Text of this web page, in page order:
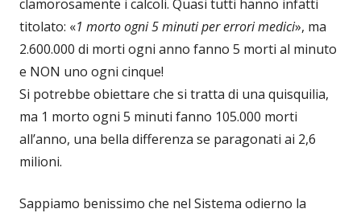
clamorosamente i calcoli. Quasi tutti hanno infatti
titolato: «1 morto ogni 5 minuti per errori medici», ma
2.600.000 di morti ogni anno fanno 5 morti al minuto
e NON uno ogni cinque!
Si potrebbe obiettare che si tratta di una quisquilia,
ma 1 morto ogni 5 minuti fanno 105.000 morti
all’anno, una bella differenza se paragonati ai 2,6
milioni.
Sappiamo benissimo che nel Sistema odierno la